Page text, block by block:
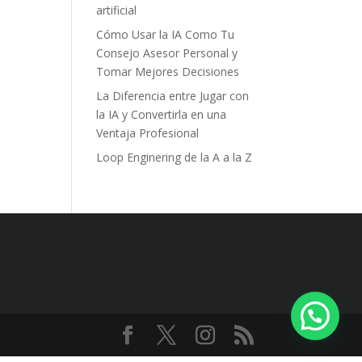
artificial
Cómo Usar la IA Como Tu
Consejo Asesor Personal y
Tomar Mejores Decisiones
La Diferencia entre Jugar con
la IA y Convertirla en una
Ventaja Profesional
Loop Enginering de la A a la Z